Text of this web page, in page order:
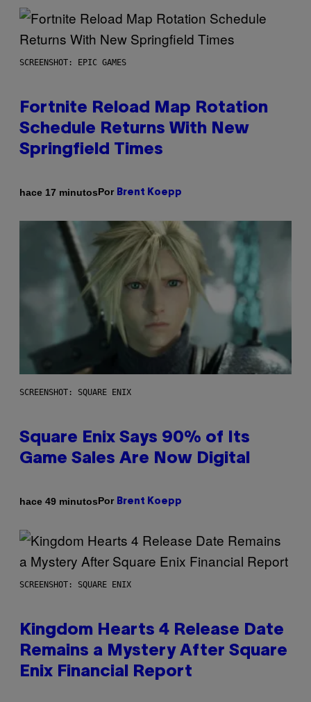
SCREENSHOT: EPIC GAMES
Fortnite Reload Map Rotation
Schedule Returns With New
Springfield Times
hace 17 minutosPor Brent Koepp
SCREENSHOT: SQUARE ENIX
Square Enix Says 90% of Its
Game Sales Are Now Digital
hace 49 minutosPor Brent Koepp
SCREENSHOT: SQUARE ENIX
Kingdom Hearts 4 Release Date
Remains a Mystery After Square
Enix Financial Report